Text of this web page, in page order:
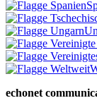
echonet